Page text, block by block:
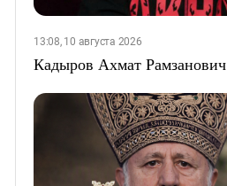
13:08, 10 августа 2026
Кадыров Ахмат Рамзанович